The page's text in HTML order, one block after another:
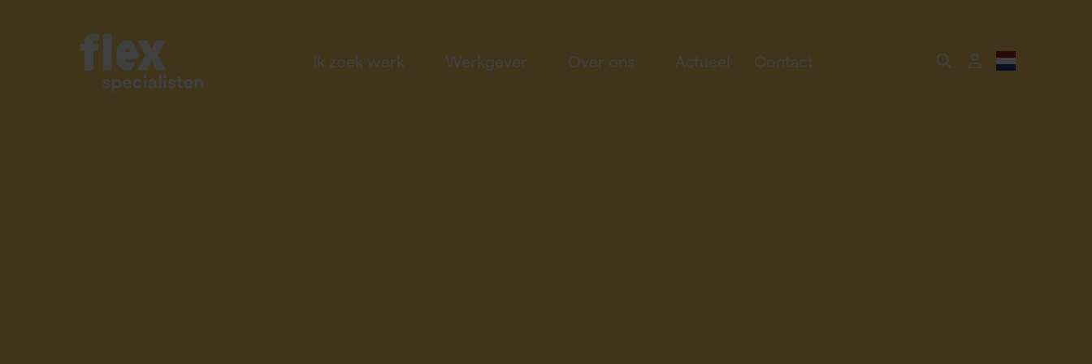
Ik zoek werk Werkgever Over ons Actueel Contact